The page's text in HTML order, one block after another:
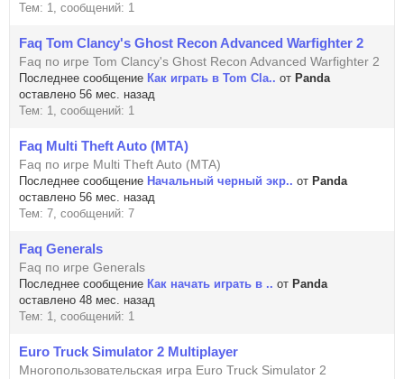
Тем: 1, сообщений: 1
Faq Tom Clancy's Ghost Recon Advanced Warfighter 2
Faq по игре Tom Clancy's Ghost Recon Advanced Warfighter 2
Последнее сообщение Как играть в Tom Cla.. от Panda
оставлено 56 мес. назад
Тем: 1, сообщений: 1
Faq Multi Theft Auto (MTA)
Faq по игре Multi Theft Auto (MTA)
Последнее сообщение Начальный черный экр.. от Panda
оставлено 56 мес. назад
Тем: 7, сообщений: 7
Faq Generals
Faq по игре Generals
Последнее сообщение Как начать играть в .. от Panda
оставлено 48 мес. назад
Тем: 1, сообщений: 1
Euro Truck Simulator 2 Multiplayer
Многопользовательская игра Euro Truck Simulator 2